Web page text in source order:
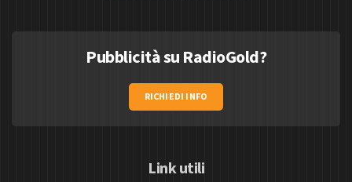
Pubblicità su RadioGold?
RICHIEDI INFO
Link utili